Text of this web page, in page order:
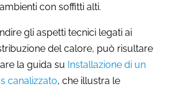
con soffitti alti.
gli aspetti tecnici legati ai
del calore, può risultare
la guida su Installazione di un
canalizzato, che illustra le